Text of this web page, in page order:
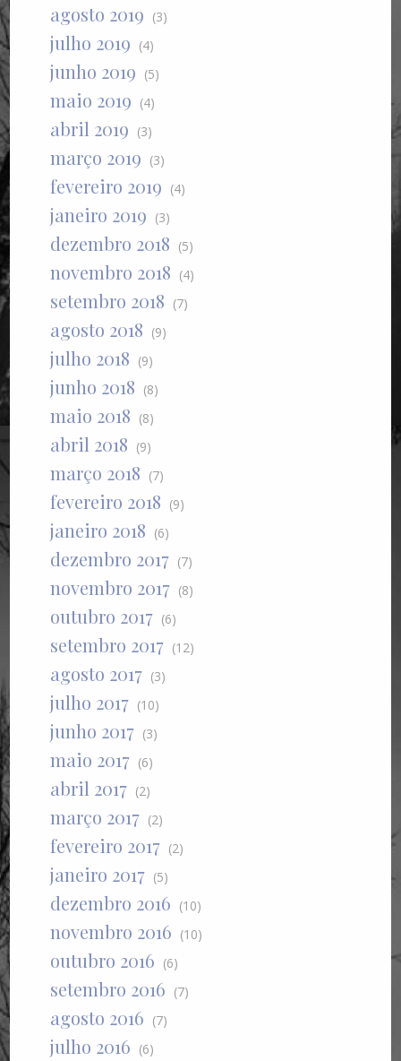
agosto 2019 (3)
julho 2019 (4)
junho 2019 (5)
maio 2019 (4)
abril 2019 (3)
março 2019 (3)
fevereiro 2019 (4)
janeiro 2019 (3)
dezembro 2018 (5)
novembro 2018 (4)
setembro 2018 (7)
agosto 2018 (9)
julho 2018 (9)
junho 2018 (8)
maio 2018 (8)
abril 2018 (9)
março 2018 (7)
fevereiro 2018 (9)
janeiro 2018 (6)
dezembro 2017 (7)
novembro 2017 (8)
outubro 2017 (6)
setembro 2017 (12)
agosto 2017 (3)
julho 2017 (10)
junho 2017 (3)
maio 2017 (6)
abril 2017 (2)
março 2017 (2)
fevereiro 2017 (2)
janeiro 2017 (5)
dezembro 2016 (10)
novembro 2016 (10)
outubro 2016 (6)
setembro 2016 (7)
agosto 2016 (7)
julho 2016 (6)